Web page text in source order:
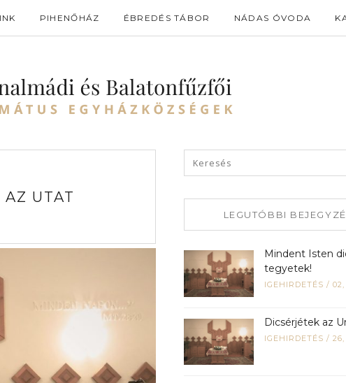
PIHENŐHÁZ ÉBREDÉS TÁBOR NÁDAS ÓVODA
UTAT
LEGUTÓBBI
Mindent Isten
tegyetek!
IGEHIRDETÉS /
Dicsérjétek az
IGEHIRDETÉS /